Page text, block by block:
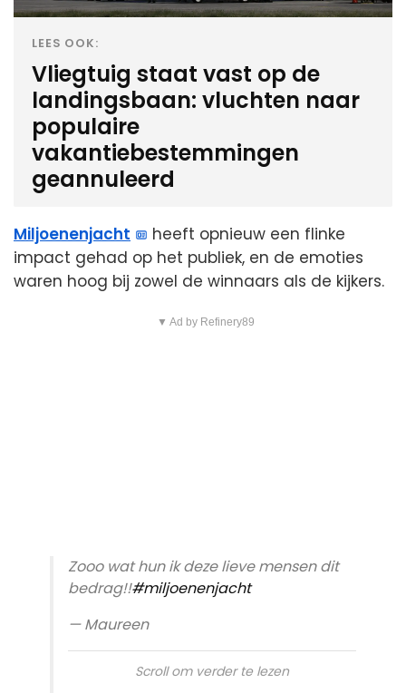
LEES OOK:
Vliegtuig staat vast op de
landingsbaan: vluchten naar
populaire
vakantiebestemmingen
geannuleerd
Miljoenenjacht
heeft opnieuw een flinke
impact gehad op het publiek, en de emoties
waren hoog bij zowel de winnaars als de kijkers.
▼ Ad by Refinery89
Zooo wat hun ik deze lieve mensen dit
bedrag!!#miljoenenjacht
— Maureen
Scroll om verder te lezen